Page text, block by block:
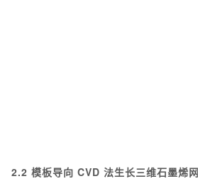
2.2 模板导向 CVD 法生长三维石墨烯